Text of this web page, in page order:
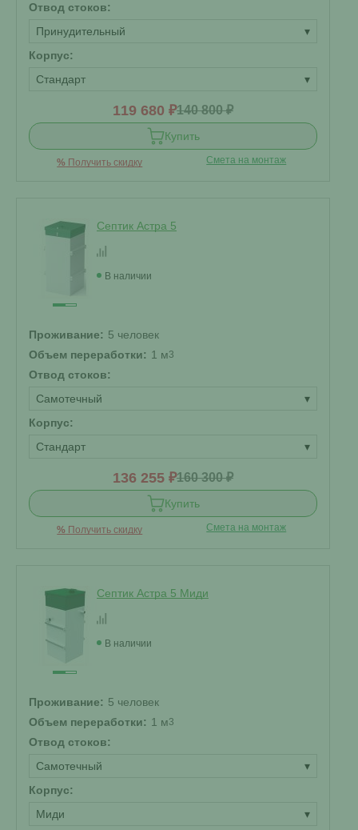
Отвод стоков:
Принудительный
▾
Корпус:
Стандарт
▾
119 680 ₽140 800 ₽
Купить
% Получить скидку Смета на монтаж
Септик Астра 5
В наличии
Проживание: 5 человек
Объем переработки: 1 м3
Отвод стоков:
Самотечный
▾
Корпус:
Стандарт
▾
136 255 ₽160 300 ₽
Купить
% Получить скидку Смета на монтаж
Септик Астра 5 Миди
В наличии
Проживание: 5 человек
Объем переработки: 1 м3
Отвод стоков:
Самотечный
▾
Корпус:
Миди
▾